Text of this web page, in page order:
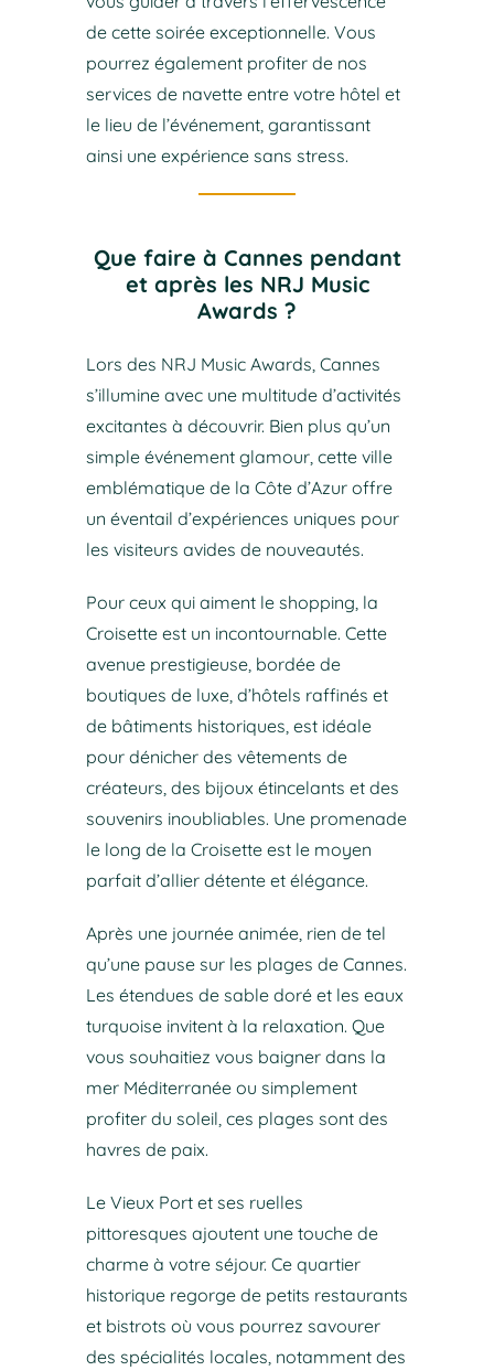
de cette soirée exceptionnelle. Vous
pourrez également profiter de nos
services de navette entre votre hôtel et
le lieu de l’événement, garantissant
ainsi une expérience sans stress.
Que faire à Cannes pendant
et après les NRJ Music
Awards ?
Lors des NRJ Music Awards, Cannes
s’illumine avec une multitude d’activités
excitantes à découvrir. Bien plus qu’un
simple événement glamour, cette ville
emblématique de la Côte d’Azur offre
un éventail d’expériences uniques pour
les visiteurs avides de nouveautés.
Pour ceux qui aiment le shopping, la
Croisette est un incontournable. Cette
avenue prestigieuse, bordée de
boutiques de luxe, d’hôtels raffinés et
de bâtiments historiques, est idéale
pour dénicher des vêtements de
créateurs, des bijoux étincelants et des
souvenirs inoubliables. Une promenade
le long de la Croisette est le moyen
parfait d’allier détente et élégance.
Après une journée animée, rien de tel
qu’une pause sur les plages de Cannes.
Les étendues de sable doré et les eaux
turquoise invitent à la relaxation. Que
vous souhaitiez vous baigner dans la
mer Méditerranée ou simplement
profiter du soleil, ces plages sont des
havres de paix.
Le Vieux Port et ses ruelles
pittoresques ajoutent une touche de
charme à votre séjour. Ce quartier
historique regorge de petits restaurants
et bistrots où vous pourrez savourer
des spécialités locales, notamment des